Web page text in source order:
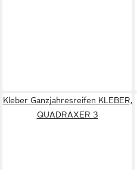
Kleber Ganzjahresreifen KLEBER,
QUADRAXER 3